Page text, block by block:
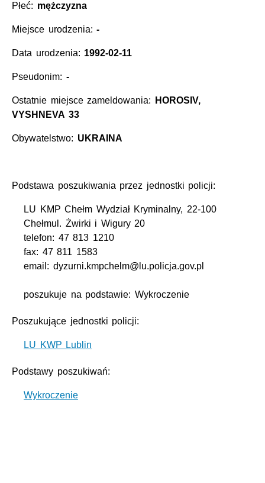
Płeć: mężczyzna
Miejsce urodzenia:-
Data urodzenia: 1992-02-11
Pseudonim: -
Ostatnie miejsce zameldowania:
HOROSIV,
VYSHNEVA 33
Obywatelstwo: UKRAINA
Podstawa poszukiwania przez jednostki policji:
LU KMP Chełm Wydział Kryminalny, 22-100
Chełmul. Żwirki i Wigury 20
telefon: 47 813 1210
fax: 47 811 1583
email: dyzurni.kmpchelm@lu.policja.gov.pl
poszukuje na podstawie: Wykroczenie
Poszukujące jednostki policji:
LU KWP Lublin
Podstawy poszukiwań:
Wykroczenie